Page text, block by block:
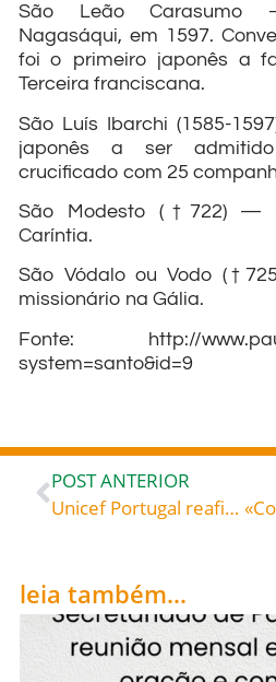
São Leão Carasumo
Nagasáqui, em 1597.
foi o primeiro japonês a
Terceira franciscana.
São Luís Ibarchi (1585-
japonês a ser
crucificado com 25
São Modesto (†722) —
Caríntia.
São Vódalo ou Vodo
missionário na Gália.
Fonte: http://
system=santo&id=9
POST ANTERIOR
Unicef Portugal reafirma urgência da ajuda a 62 milhões de crianças
leia também...